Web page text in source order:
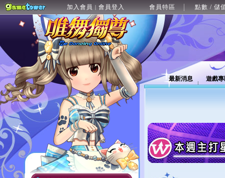
加入會員 | 會員登入 會員特區 點數 / 儲
最新消息 遊戲